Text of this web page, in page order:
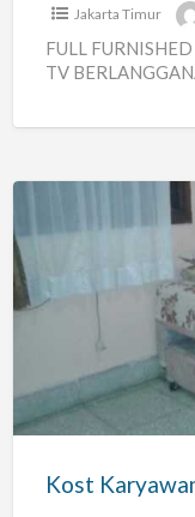
Jakarta Timur
FULL
TV
Kost
Karyawan/wati
Kost